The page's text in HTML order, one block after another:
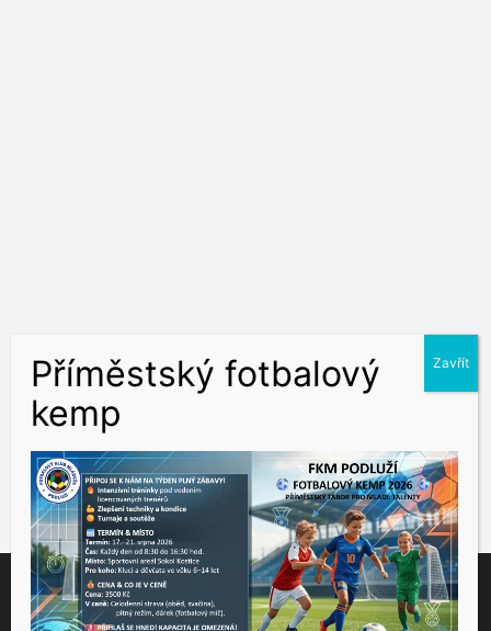
Tento web využívá soubory cookies ke správné funkčnosti a
analýze návštěvnosti. Souhlas k používání těchto dat nám
udělíte kliknutím na tlačítko "Přijmout".